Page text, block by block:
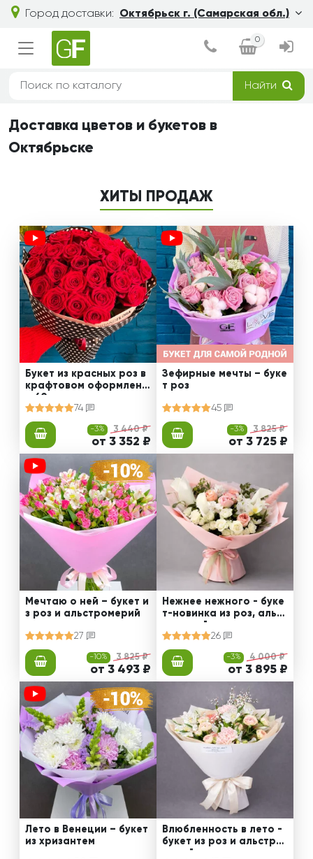
Город доставки: Октябрьск г. (Самарская обл.)
0
Найти
Доставка цветов и букетов в
Октябрьске
ХИТЫ ПРОДАЖ
Букет из красных роз в
крафтовом оформлени
и 60 см
74
-3% 3 440 ₽
от 3 352 ₽
Зефирные мечты – буке
т роз
45
-3% 3 825 ₽
от 3 725 ₽
Мечтаю о ней – букет и
з роз и альстромерий
27
-10% 3 825 ₽
от 3 493 ₽
Нежнее нежного - буке
т-новинка из роз, альст
ромерий и калл
26
-3% 4 000 ₽
от 3 895 ₽
Лето в Венеции – букет
из хризантем
Влюбленность в лето -
букет из роз и альстро
мерий